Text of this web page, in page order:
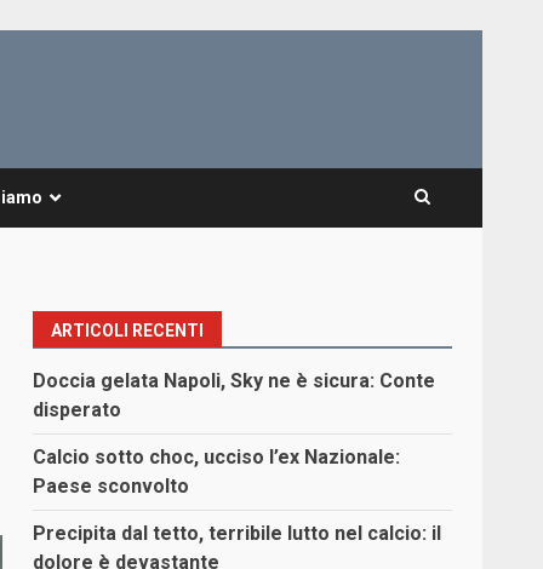
ARTICOLI RECENTI
Doccia gelata Napoli, Sky ne è sicura: Conte
disperato
Calcio sotto choc, ucciso l’ex Nazionale:
Paese sconvolto
Precipita dal tetto, terribile lutto nel calcio: il
dolore è devastante